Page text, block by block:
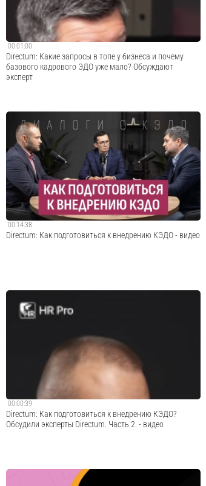
Cмотреть видео
00:01:00
Directum: Какие запросы в топе у бизнеса и почему
базового кадрового ЭДО уже мало? Обсуждают
эксперт
Смотреть полную версию:
https://www.directum.ru/products/hr_pro/kedo-faq
#Directum #Directum_HR_Pro #КЭДО
Cмотреть видео
00:14:38
Directum: Как подготовиться к внедрению КЭДО - видео
Эксперты Directum обсуждают, что сделать, чтобы
срок, и дают четкие рекомендации. Айрат Сибгатуллин,
директор продукта Directum HR Pro: «Как есть — описали,
как будет — описали, без этого ...
Cмотреть видео
00:00:39
Directum: Как подготовиться к внедрению КЭДО?
Обсудили эксперты Directum. Часть 2. - видео